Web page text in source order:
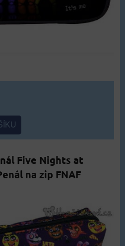
Five Nights at
na zip FNAF